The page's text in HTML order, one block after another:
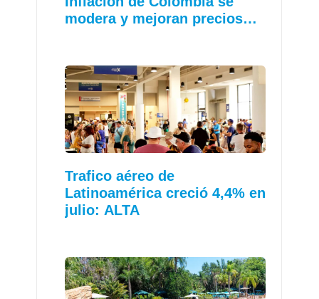
modera y mejoran precios…
Trafico aéreo de
Latinoamérica creció 4,4% en
julio: ALTA